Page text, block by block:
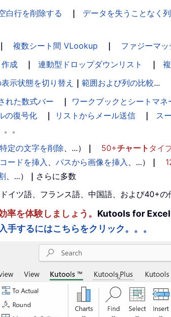
白行を削除する ｜ データを失うことなく
｜ 複数シート間 VLookup ｜ ファジーマッ
成 ｜ 連動型ドロップダウンリスト ｜
示状態を切り替え ｜ 範囲および列の比較...
れた数式バー ｜ ワークブックとシートマネ
の復号化 ｜ リストからメール送信 ｜ ス
。
特定の文字を削除、...） ｜ 50+チャート タイ
ードを挿入、 パスから画像を挿入 、...） ｜
、...） ｜ さらに多数
ツ語、フランス語、中国語、および40+の
を体験しましょう。 Kutools for Excel
手するにはこちらをクリック。。。